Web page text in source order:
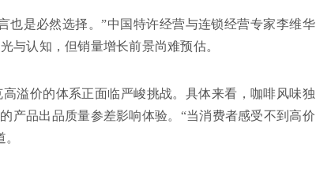
也是必然选择。”中国特许经营与连锁经营专家李维华
与认知，但销量增长前景尚难预估。
溢价的体系正面临严峻挑战。具体来看，咖啡风味独
产品出品质量参差影响体验。“当消费者感受不到高价